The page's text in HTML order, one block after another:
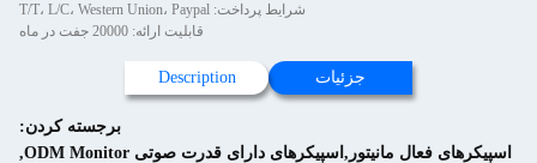
شرایط پرداخت: T/T، L/C، Western Union، Paypal
قابلیت ارائه: 20000 جفت در ماه
جزئیات Description
برجسته کردن:
اسپیکرهای فعال مانیتور,اسپیکرهای دارای قدرت صوتی ODM Monitor
,